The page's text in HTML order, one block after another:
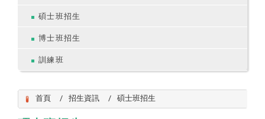
碩士班招生
博士班招生
訓練班
首頁 招生資訊 碩士班招生